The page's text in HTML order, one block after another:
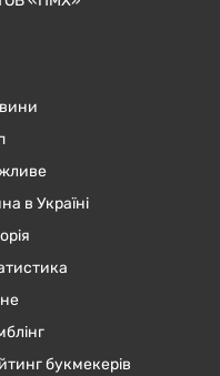
в Україні
букмекерів